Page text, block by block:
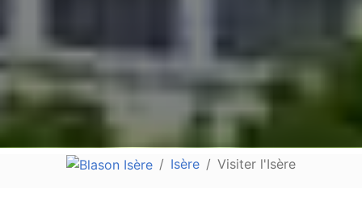
Isère Visiter l'Isère